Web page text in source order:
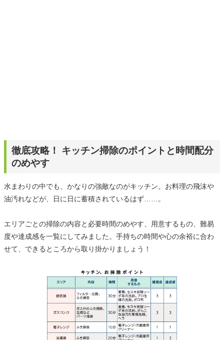
徹底攻略！ キッチン掃除のポイントと時間配分
のめやす
水まわりの中でも、かなりの強敵なのがキッチン。お料理の飛沫や
油汚れなどが、日に日に蓄積されているはず……。
エリアごとの掃除の内容と必要時間のめやす、用意するもの、難易
度や達成感を一覧にしてみました。手持ちの時間や心の余裕に合わ
せて、できるところから取り掛かりましょう！